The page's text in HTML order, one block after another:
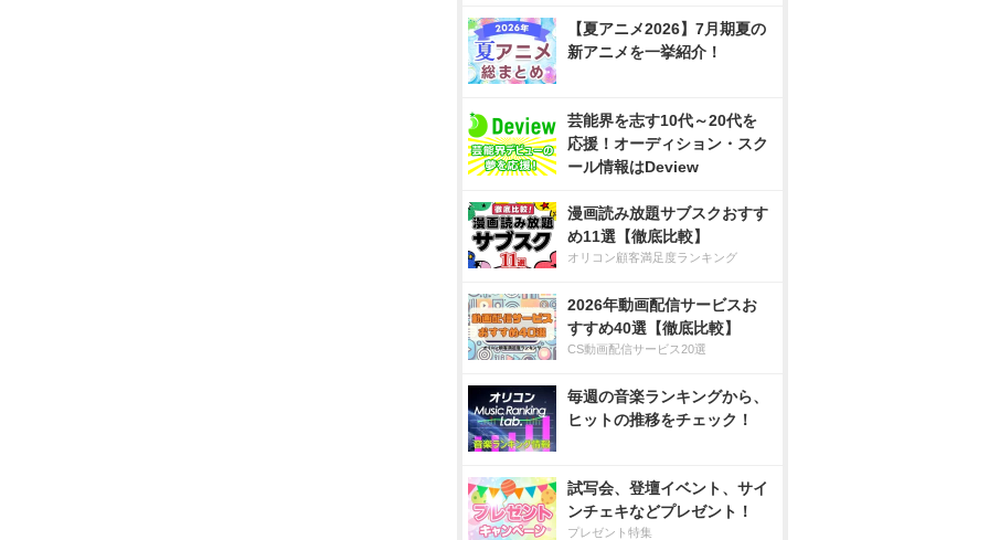
【夏アニメ2026】7月期夏の
新アニメを一挙紹介！
芸能界を志す10代～20代を
応援！オーディション・スク
ール情報はDeview
漫画読み放題サブスクおすす
め11選【徹底比較】
オリコン顧客満足度ランキング
2026年動画配信サービスお
すすめ40選【徹底比較】
CS動画配信サービス20選
毎週の音楽ランキングから、
ヒットの推移をチェック！
試写会、登壇イベント、サイ
ンチェキなどプレゼント！
プレゼント特集